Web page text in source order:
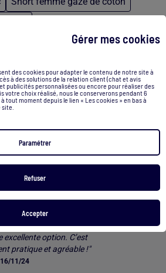
Gérer mes cookies
des cookies pour adapter le contenu de notre site à
à des solutions de la relation client (chat et avis
publicités personnalisées ou encore pour réaliser des
votre choix réalisé, nous le conserverons pendant 6
tout moment depuis le lien « Les cookies » en bas à
Paramétrer
Refuser
Accepter
parlent de nos
services *
tailles qu’on veut à
venir les essayer en
excellente option. C’est
pratique et agréable !"
16/11/24
rapide